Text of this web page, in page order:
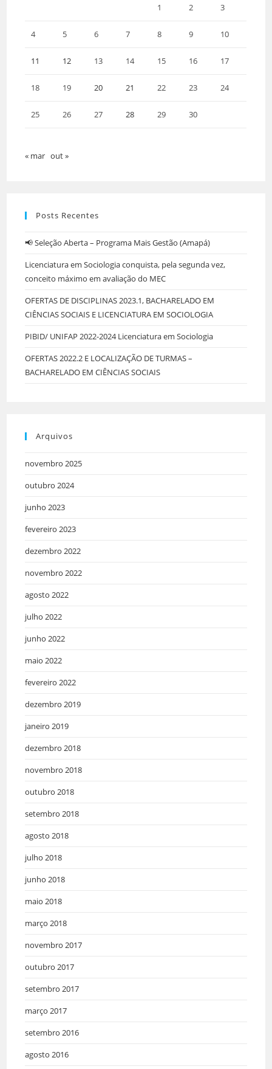
1 2 3
4 5 6 7 8 9 10
11 12 13 14 15 16 17
18 19 20 21 22 23 24
25 26 27 28 29 30
« mar out »
Posts Recentes
📢 Seleção Aberta – Programa Mais Gestão (Amapá)
Licenciatura em Sociologia conquista, pela segunda vez,
conceito máximo em avaliação do MEC
OFERTAS DE DISCIPLINAS 2023.1, BACHARELADO EM
CIÊNCIAS SOCIAIS E LICENCIATURA EM SOCIOLOGIA
PIBID/ UNIFAP 2022-2024 Licenciatura em Sociologia
OFERTAS 2022.2 E LOCALIZAÇÃO DE TURMAS –
BACHARELADO EM CIÊNCIAS SOCIAIS
Arquivos
novembro 2025
outubro 2024
junho 2023
fevereiro 2023
dezembro 2022
novembro 2022
agosto 2022
julho 2022
junho 2022
maio 2022
fevereiro 2022
dezembro 2019
janeiro 2019
dezembro 2018
novembro 2018
outubro 2018
setembro 2018
agosto 2018
julho 2018
junho 2018
maio 2018
março 2018
novembro 2017
outubro 2017
setembro 2017
março 2017
setembro 2016
agosto 2016